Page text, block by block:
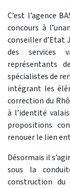
C’est l’agence
concours à
conseiller d’Etat
des services
représentants
spécialistes de
intégrant les
correction du
à l’identité
propositions
renouer le lien
Désormais il
sous la
construction